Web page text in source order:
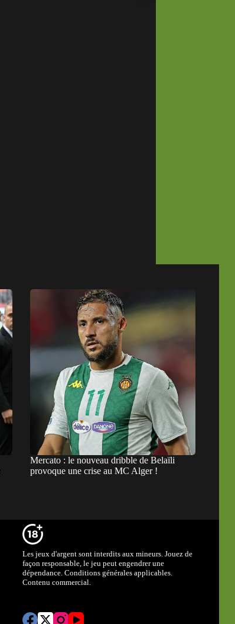
Mercato : le nouveau dribble de Belaïli
provoque une crise au MC Alger !
Les jeux d'argent sont interdits aux mineurs. Jouez de
façon responsable, le jeu peut engendrer une
dépendance. Conditions générales applicables.
Contenu commercial.